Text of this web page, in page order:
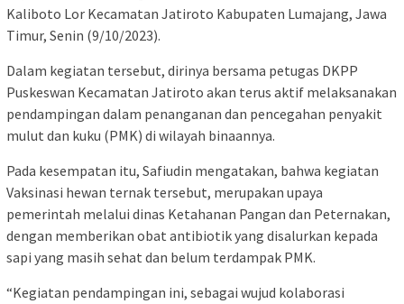
Kaliboto Lor Kecamatan Jatiroto Kabupaten Lumajang, Jawa
Timur, Senin (9/10/2023).
Dalam kegiatan tersebut, dirinya bersama petugas DKPP
Puskeswan Kecamatan Jatiroto akan terus aktif melaksanakan
pendampingan dalam penanganan dan pencegahan penyakit
mulut dan kuku (PMK) di wilayah binaannya.
Pada kesempatan itu, Safiudin mengatakan, bahwa kegiatan
Vaksinasi hewan ternak tersebut, merupakan upaya
pemerintah melalui dinas Ketahanan Pangan dan Peternakan,
dengan memberikan obat antibiotik yang disalurkan kepada
sapi yang masih sehat dan belum terdampak PMK.
“Kegiatan pendampingan ini, sebagai wujud kolaborasi